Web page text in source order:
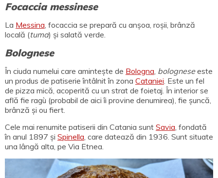
Focaccia messinese
La Messina, focaccia se prepară cu anșoa, roșii, brânză
locală (tuma) și salată verde.
Bolognese
În ciuda numelui care amintește de Bologna, bologneseeste
un produs de patiserie întâlnit în zona Cataniei. Este un fel
de pizza mică, acoperită cu un strat de foietaj. În interior se
află fie ragù (probabil de aici îi provine denumirea), fie șuncă,
brânză și ou fiert.
Cele mai renumite patiserii din Catania sunt Savia, fondată
în anul 1897 și Spinella, care datează din 1936. Sunt situate
una lângă alta, pe Via Etnea.